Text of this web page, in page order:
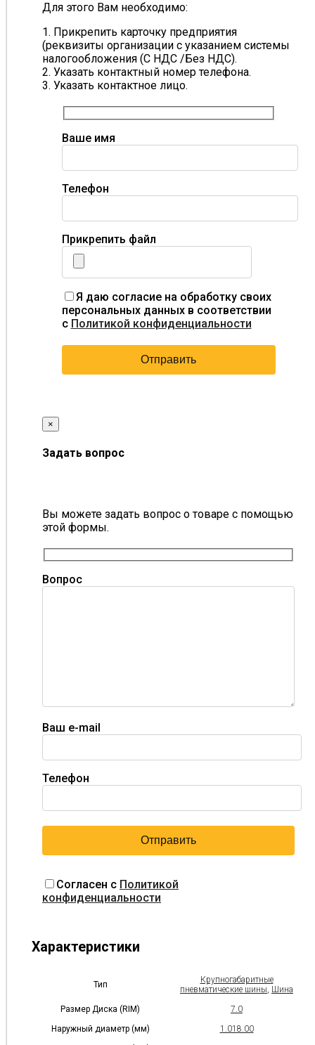
Для этого Вам необходимо:
1. Прикрепить карточку предприятия
(реквизиты организации с указанием системы
налогообложения (С НДС /Без НДС).
2. Указать контактный номер телефона.
3. Указать контактное лицо.
Ваше имя
Телефон
Прикрепить файл
Я даю согласие на обработку своих
персональных данных в соответствии
с Политикой конфиденциальности
×
Задать вопрос
Вы можете задать вопрос о товаре с помощью
этой формы.
Вопрос
Ваш e-mail
Телефон
Согласен с Политикой
конфиденциальности
Характеристики
Тип
Крупногабаритные
пневматические шины, Шина
Размер Диска (RIM)
7.0
Наружный диаметр (мм)
1.018.00